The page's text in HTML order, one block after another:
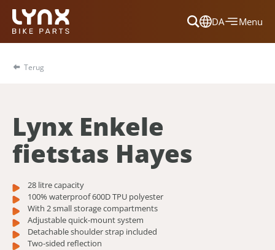
DA
Dansk
Menu
Terug
Lynx Enkele
fietstas Hayes
28 litre capacity
100% waterproof 600D TPU polyester
With 2 small storage compartments
Adjustable quick-mount system
Detachable shoulder strap included
Two-sided reflection